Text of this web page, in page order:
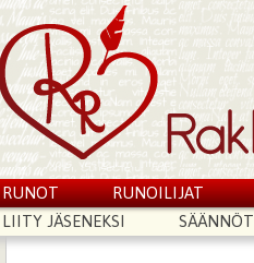
RUNOT RUNOILIJAT
LIITY JÄSENEKSI
SÄÄNNÖT